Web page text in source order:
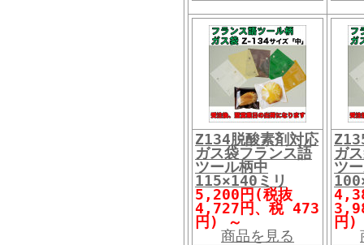
Z134脱酸素剤対応
ガス袋フランス語
ツール柄中
115×140ミリ
5,200円(税抜
4,727円、税 473
円)
～
商品を見る
ガ
ツ
円